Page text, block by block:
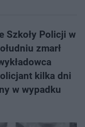
Szkoły Policji w
zmarł
kilka dni
w wypadku